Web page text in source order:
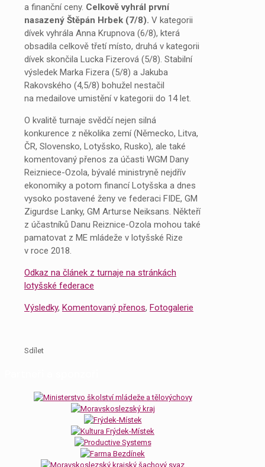
a finanční ceny. Celkově vyhrál první
nasazený Štěpán Hrbek (7/8). V kategorii
dívek vyhrála Anna Krupnova (6/8), která
obsadila celkově třetí místo, druhá v kategorii
dívek skončila Lucka Fizerová (5/8). Stabilní
výsledek Marka Fizera (5/8) a Jakuba
Rakovského (4,5/8) bohužel nestačil
na medailove umistění v kategorii do 14 let.
O kvalitě turnaje svědčí nejen silná
konkurence z několika zemí (Německo, Litva,
ČR, Slovensko, Lotyšsko, Rusko), ale také
komentovaný přenos za účasti WGM Dany
Reizniece-Ozola, bývalé ministryně nejdřív
ekonomiky a potom financí Lotyšska a dnes
vysoko postavené ženy ve federaci FIDE, GM
Zigurdse Lanky, GM Arturse Neiksans. Někteří
z účastníků Danu Reiznice-Ozola mohou také
pamatovat z ME mládeže v lotyšské Rize
v roce 2018.
Odkaz na článek z turnaje na stránkách
lotyšské federace
Výsledky, Komentovaný přenos, Fotogalerie
Sdílet